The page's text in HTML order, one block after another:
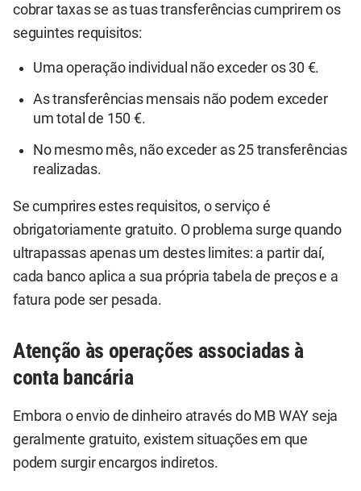
cobrar taxas se as tuas transferências cumprirem os
seguintes requisitos:
Uma operação individual não exceder os 30 €.
As transferências mensais não podem exceder
um total de 150 €.
No mesmo mês, não exceder as 25 transferências
realizadas.
Se cumprires estes requisitos, o serviço é
obrigatoriamente gratuito. O problema surge quando
ultrapassas apenas um destes limites: a partir daí,
cada banco aplica a sua própria tabela de preços e a
fatura pode ser pesada.
Atenção às operações associadas à
conta bancária
Embora o envio de dinheiro através do MB WAY seja
geralmente gratuito, existem situações em que
podem surgir encargos indiretos.